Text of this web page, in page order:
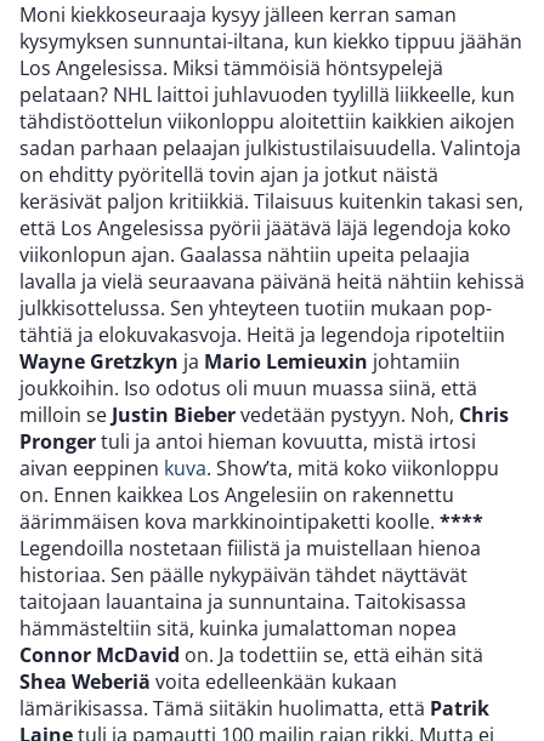
Moni kiekkoseuraaja kysyy jälleen kerran saman
kysymyksen sunnuntai-iltana, kun kiekko tippuu jäähän
Los Angelesissa. Miksi tämmöisiä höntsypelejä
pelataan? NHL laittoi juhlavuoden tyylillä liikkeelle, kun
tähdistöottelun viikonloppu aloitettiin kaikkien aikojen
sadan parhaan pelaajan julkistustilaisuudella. Valintoja
on ehditty pyöritellä tovin ajan ja jotkut näistä
keräsivät paljon kritiikkiä. Tilaisuus kuitenkin takasi sen,
että Los Angelesissa pyörii jäätävä läjä legendoja koko
viikonlopun ajan. Gaalassa nähtiin upeita pelaajia
lavalla ja vielä seuraavana päivänä heitä nähtiin kehissä
julkkisottelussa. Sen yhteyteen tuotiin mukaan pop-
tähtiä ja elokuvakasvoja. Heitä ja legendoja ripoteltiin
Wayne Gretzkyn ja Mario Lemieuxin johtamiin
joukkoihin. Iso odotus oli muun muassa siinä, että
milloin se Justin Biebervedetään pystyyn. Noh, Chris
Prongertuli ja antoi hieman kovuutta, mistä irtosi
aivan eeppinen kuva. Show’ta, mitä koko viikonloppu
on. Ennen kaikkea Los Angelesiin on rakennettu
äärimmäisen kova markkinointipaketti koolle. ****
Legendoilla nostetaan fiilistä ja muistellaan hienoa
historiaa. Sen päälle nykypäivän tähdet näyttävät
taitojaan lauantaina ja sunnuntaina. Taitokisassa
hämmästeltiin sitä, kuinka jumalattoman nopea
Connor McDavid on. Ja todettiin se, että eihän sitä
Shea Weberiä voita edelleenkään kukaan
lämärikisassa. Tämä siitäkin huolimatta, että Patrik
Lainetuli ja pamautti 100 mailin rajan rikki. Mutta ei